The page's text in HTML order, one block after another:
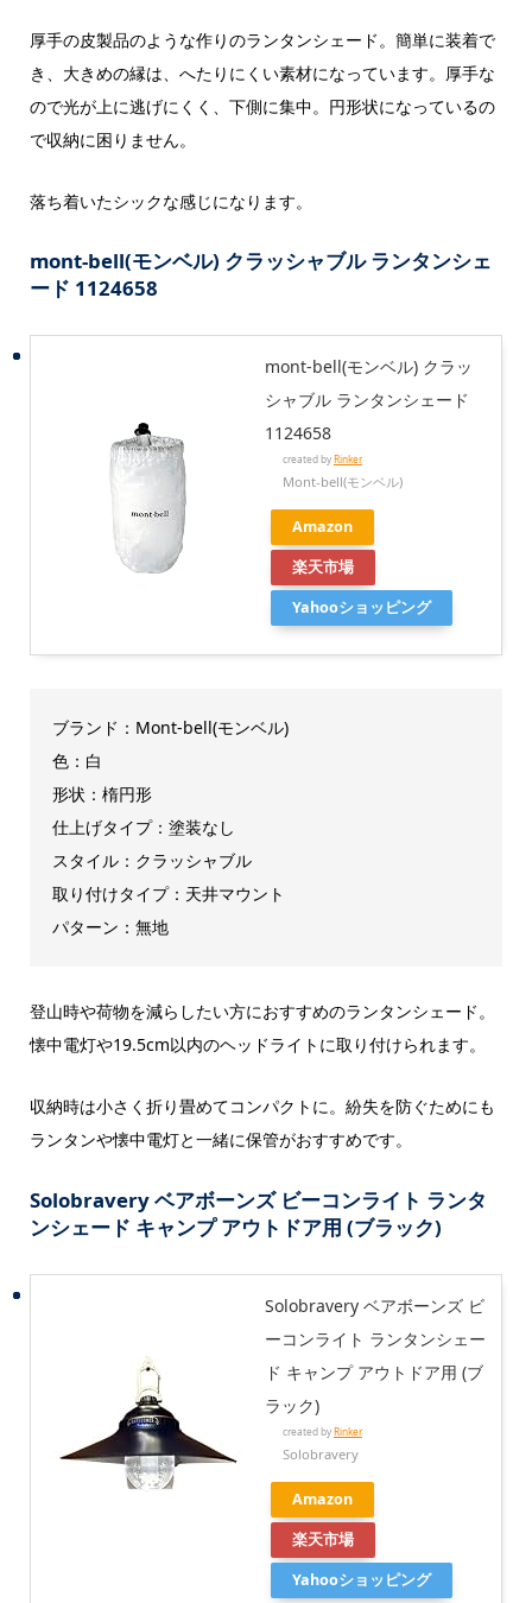
厚手の皮製品のような作りのランタンシェード。簡単に装着で
き、大きめの縁は、へたりにくい素材になっています。厚手な
ので光が上に逃げにくく、下側に集中。円形状になっているの
で収納に困りません。
落ち着いたシックな感じになります。
mont-bell(モンベル) クラッシャブル ランタンシェ
ード 1124658
mont-bell(モンベル) クラッ
シャブル ランタンシェード
1124658
created byRinker
Mont-bell(モンベル)
Amazon
楽天市場
Yahooショッピング
ブランド：Mont-bell(モンベル)
色：白
形状：楕円形
仕上げタイプ：塗装なし
スタイル：クラッシャブル
取り付けタイプ：天井マウント
パターン：無地
登山時や荷物を減らしたい方におすすめのランタンシェード。
懐中電灯や19.5cm以内のヘッドライトに取り付けられます。
収納時は小さく折り畳めてコンパクトに。紛失を防ぐためにも
ランタンや懐中電灯と一緒に保管がおすすめです。
Solobravery ベアボーンズ ビーコンライト ランタ
ンシェード キャンプ アウトドア用 (ブラック)
Solobravery ベアボーンズ ビ
ーコンライト ランタンシェー
ド キャンプ アウトドア用 (ブ
ラック)
created byRinker
Solobravery
Amazon
楽天市場
Yahooショッピング